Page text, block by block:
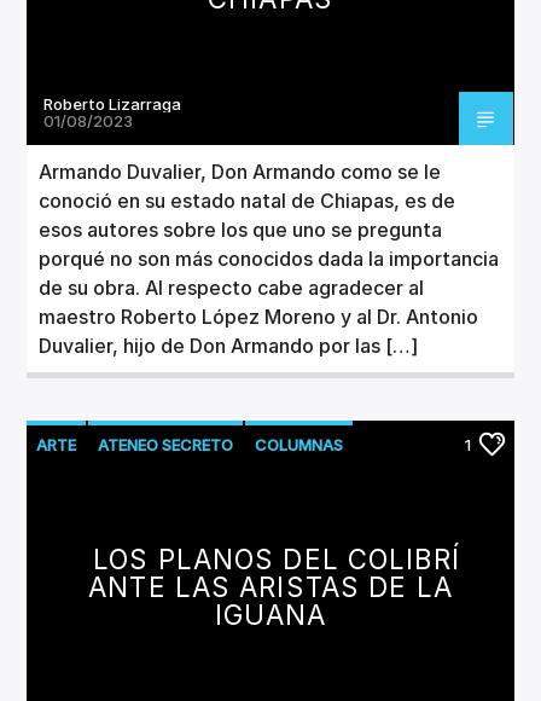
Roberto Lizarraga
01/08/2023
Armando Duvalier, Don Armando como se le
conoció en su estado natal de Chiapas, es de
esos autores sobre los que uno se pregunta
porqué no son más conocidos dada la importancia
de su obra. Al respecto cabe agradecer al
maestro Roberto López Moreno y al Dr. Antonio
Duvalier, hijo de Don Armando por las […]
ARTE ATENEO SECRETO COLUMNAS 1
LOS PLANOS DEL COLIBRÍ
ANTE LAS ARISTAS DE LA
IGUANA